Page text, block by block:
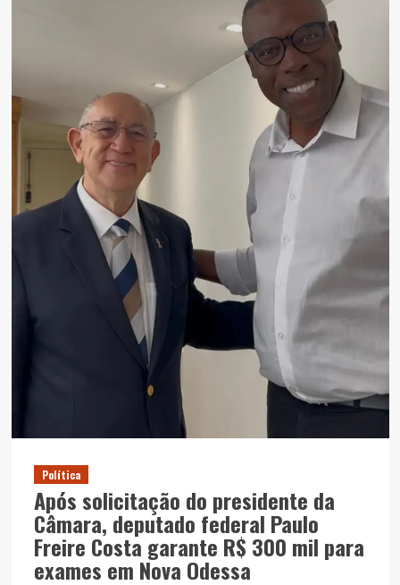
Política
Após solicitação do presidente da
Câmara, deputado federal Paulo
Freire Costa garante R$ 300 mil para
exames em Nova Odessa